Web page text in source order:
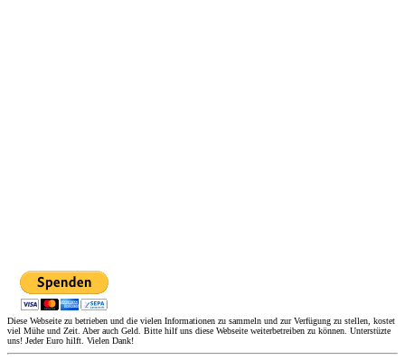
Diese Webseite zu betrieben und die vielen Informationen zu sammeln und zur Verfügung zu stellen, kostet
viel Mühe und Zeit. Aber auch Geld. Bitte hilf uns diese Webseite weiterbetreiben zu können. Unterstüzte
uns! Jeder Euro hilft. Vielen Dank!